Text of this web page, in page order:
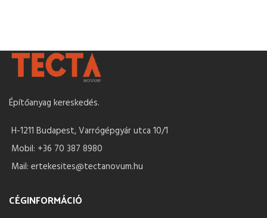
Építőanyag kereskedés.
H-1211 Budapest, Varrógépgyár utca 10/1
Mobil: +36 70 387 8980
Mail: ertekesites@tectanovum.hu
CÉGINFORMÁCIÓ